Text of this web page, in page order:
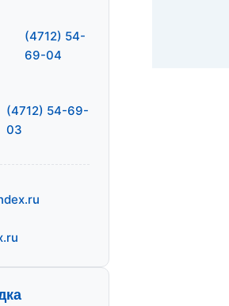
(4712) 54-
69-04
(4712) 54-69-
03